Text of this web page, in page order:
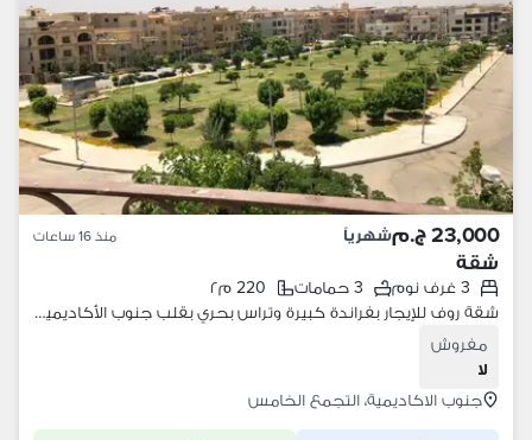
23,000 ج.م شهرياً منذ 16 ساعات
شقة
3 غرف نوم 3 حمامات
220 م٢
شقة روف للإيجار بفراندة كبيرة وتراس بحري بقلب جنوب الأكاديمية بالتجمع الخامس و بالقرب من كايرو فيستيفال سيتي والمحاور الرئيسية بالكامل!
مفروش
لا
جنوب الاكاديمية، التجمع الخامس